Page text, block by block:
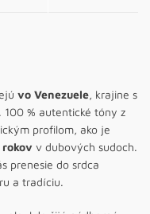
vo Venezuele, krajine s
% autentické tóny z
profilom, ako je
v dubových sudoch.
prenesie do srdca
a tradíciu.